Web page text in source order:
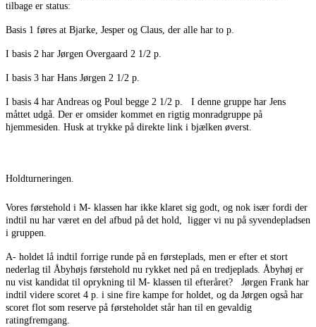
tilbage er status:
Basis 1 føres at Bjarke, Jesper og Claus, der alle har to p.
I basis 2 har Jørgen Overgaard 2 1/2 p.
I basis 3 har Hans Jørgen 2 1/2 p.
I basis 4 har Andreas og Poul begge 2 1/2 p. I denne gruppe har Jens
måttet udgå. Der er omsider kommet en rigtig monradgruppe på
hjemmesiden. Husk at trykke på direkte link i bjælken øverst.
Holdturneringen.
Vores førstehold i M- klassen har ikke klaret sig godt, og nok især fordi der
indtil nu har været en del afbud på det hold, ligger vi nu på syvendepladsen
i gruppen.
A- holdet lå indtil forrige runde på en førsteplads, men er efter et stort
nederlag til Åbyhøjs førstehold nu rykket ned på en tredjeplads. Åbyhøj er
nu vist kandidat til oprykning til M- klassen til efteråret? Jørgen Frank har
indtil videre scoret 4 p. i sine fire kampe for holdet, og da Jørgen også har
scoret flot som reserve på førsteholdet står han til en gevaldig
ratingfremgang.